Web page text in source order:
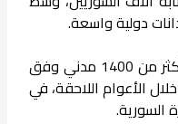
دولية واسعة.
وتُعد مجزرة الغوطة الشرقية في آب 2013 من أبرز تلك الهجمات، بعدما أسفرت عن مقتل أكثر من 1400 مدني وفق
الأعوام اللاحقة، في
السورية.